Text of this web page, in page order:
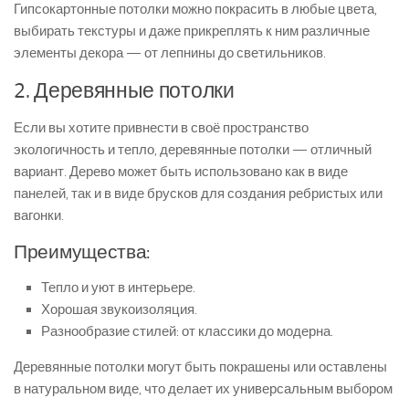
Гипсокартонные потолки можно покрасить в любые цвета,
выбирать текстуры и даже прикреплять к ним различные
элементы декора — от лепнины до светильников.
2. Деревянные потолки
Если вы хотите привнести в своё пространство
экологичность и тепло, деревянные потолки — отличный
вариант. Дерево может быть использовано как в виде
панелей, так и в виде брусков для создания ребристых или
вагонки.
Преимущества:
Тепло и уют в интерьере.
Хорошая звукоизоляция.
Разнообразие стилей: от классики до модерна.
Деревянные потолки могут быть покрашены или оставлены
в натуральном виде, что делает их универсальным выбором